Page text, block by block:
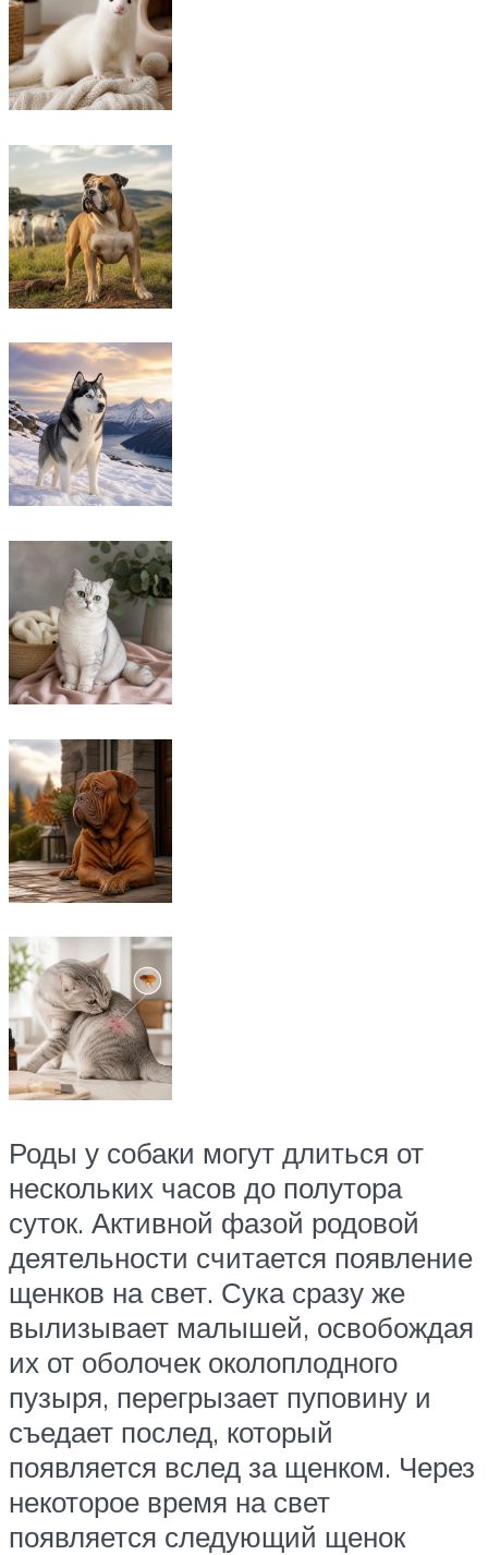
Роды у собаки могут длиться от
нескольких часов до полутора
суток. Активной фазой родовой
деятельности считается появление
щенков на свет. Сука сразу же
вылизывает малышей, освобождая
их от оболочек околоплодного
пузыря, перегрызает пуповину и
съедает послед, который
появляется вслед за щенком. Через
некоторое время на свет
появляется следующий щенок